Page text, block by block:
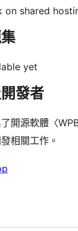
shared
yet
發者
開源軟體〈
相關工作。